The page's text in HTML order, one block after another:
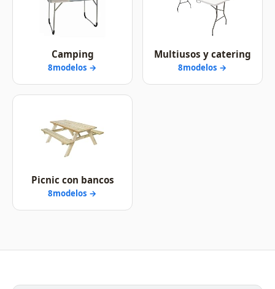
Camping
8modelos →
Multiusos y catering
8modelos →
Picnic con bancos
8modelos →